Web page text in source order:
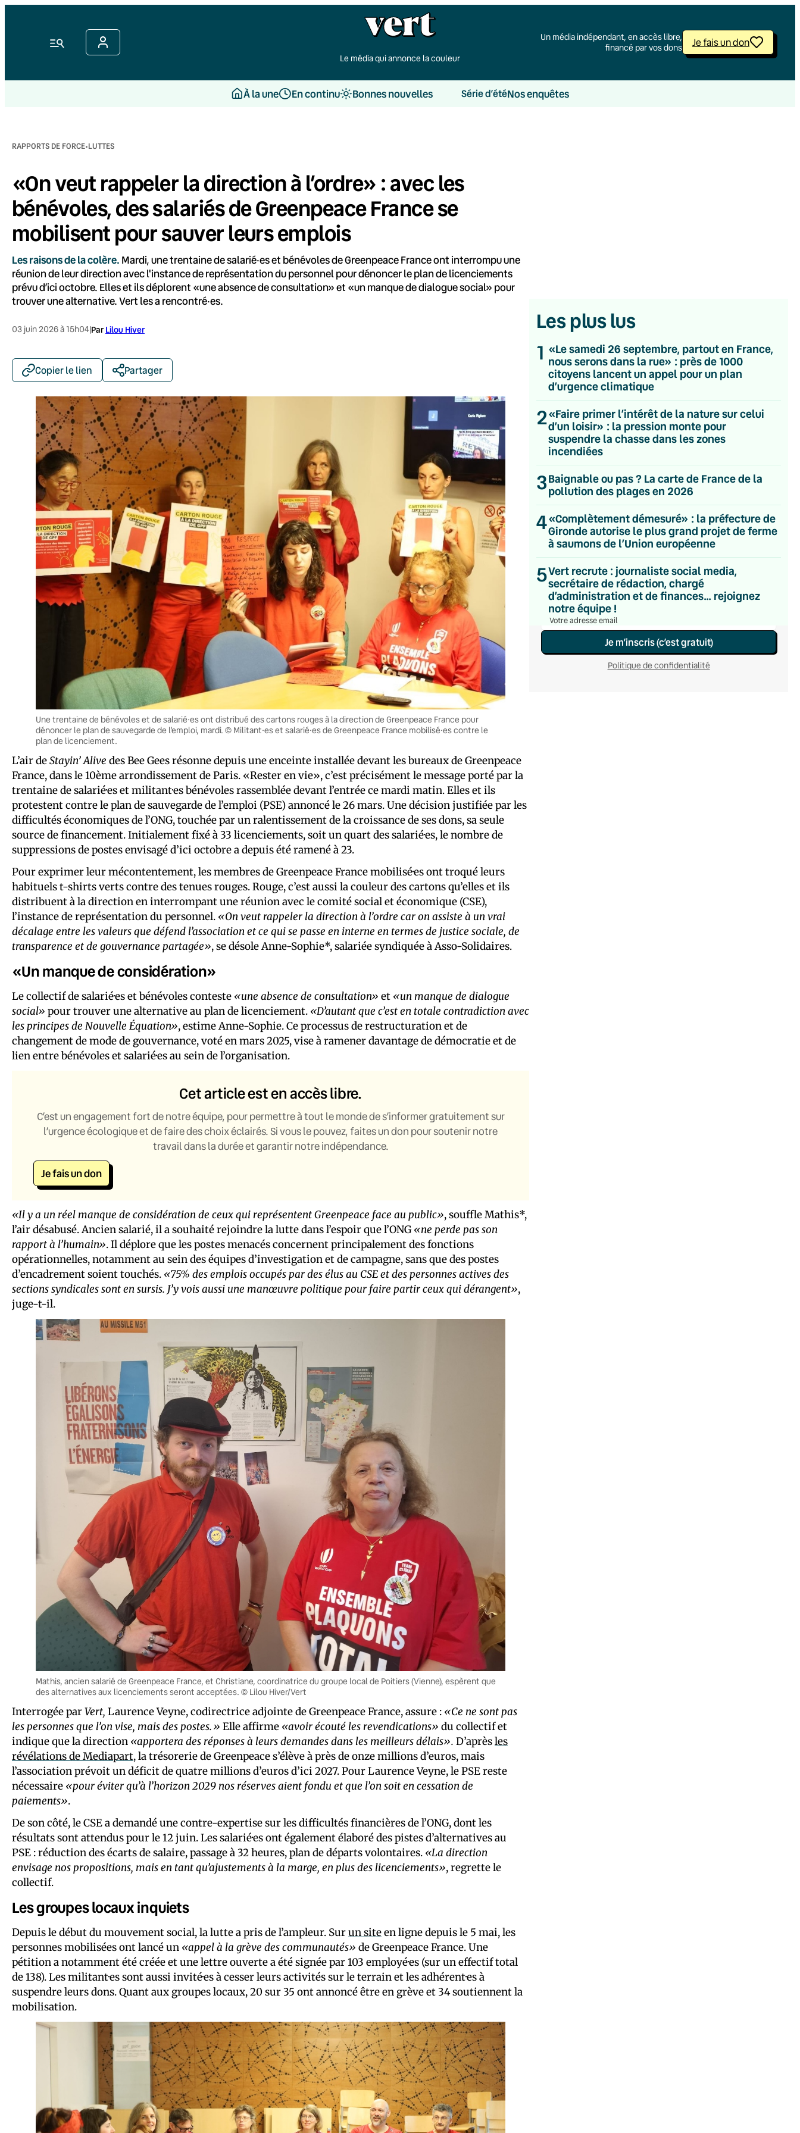
Menu
Le média qui annonce la couleur
Un média indépendant, en accès libre,
financé par vos dons
Je fais un don
À la une En continu Bonnes nouvelles Série d’étéNos enquêtes
RAPPORTS DE FORCE·LUTTES
«On veut rappeler la direction à l’ordre» : avec les
bénévoles, des salariés de Greenpeace France se
mobilisent pour sauver leurs emplois
Les raisons de la colère. Mardi, une trentaine de salarié·es et bénévoles de Greenpeace France ont interrompu une
réunion de leur direction avec l'instance de représentation du personnel pour dénoncer le plan de licenciements
prévu d’ici octobre. Elles et ils déplorent «une absence de consultation» et «un manque de dialogue social» pour
trouver une alternative. Vert les a rencontré·es.
03 juin 2026 à 15h04|Par Lilou Hiver
Copier le lien Partager
Une trentaine de bénévoles et de salarié·es ont distribué des cartons rouges à la direction de Greenpeace France pour
dénoncer le plan de sauvegarde de l’emploi, mardi. © Militant·es et salarié·es de Greenpeace France mobilisé·es contre le
plan de licenciement.
L’air deStayin’ Alive des Bee Gees résonne depuis une enceinte installée devant les bureaux de Greenpeace
France, dans le 10ème arrondissement de Paris. «Rester en vie», c’est précisément le message porté par la
trentaine de salarié·es et militant·es bénévoles rassemblée devant l’entrée ce mardi matin. Elles et ils
protestent contre le plan de sauvegarde de l’emploi (PSE) annoncé le 26 mars. Une décision justifiée par les
difficultés économiques de l’ONG, touchée par un ralentissement de la croissance de ses dons, sa seule
source de financement. Initialement fixé à 33 licenciements, soit un quart des salarié·es, le nombre de
suppressions de postes envisagé d’ici octobre a depuis été ramené à 23.
Pour exprimer leur mécontentement, les membres de Greenpeace France mobilisé·es ont troqué leurs
habituels t-shirts verts contre des tenues rouges. Rouge, c’est aussi la couleur des cartons qu’elles et ils
distribuent à la direction en interrompant une réunion avec le comité social et économique (CSE),
l’instance de représentation du personnel. «On veut rappeler la direction à l’ordre car on assiste à un vrai
décalage entre les valeurs que défend l’association et ce qui se passe en interne en termes de justice sociale, de
transparence et de gouvernance partagée», se désole Anne-Sophie*, salariée syndiquée à Asso-Solidaires.
«Un manque de considération»
Le collectif de salarié·es et bénévoles conteste «une absence de consultation» et «un manque de dialogue
social» pour trouver une alternative au plan de licenciement. «D’autant que c’est en totale contradiction avec
les principes de Nouvelle Équation», estime Anne-Sophie. Ce processus de restructuration et de
changement de mode de gouvernance, voté en mars 2025, vise à ramener davantage de démocratie et de
lien entre bénévoles et salarié·es au sein de l’organisation.
Cet article est en accès libre.
C’est un engagement fort de notre équipe, pour permettre à tout le monde de s’informer gratuitement sur
l’urgence écologique et de faire des choix éclairés. Si vous le pouvez, faites un don pour soutenir notre
travail dans la durée et garantir notre indépendance.
Je fais un don
«Il y a un réel manque de considération de ceux qui représentent Greenpeace face au public», souffle Mathis*,
l’air désabusé. Ancien salarié, il a souhaité rejoindre la lutte dans l’espoir que l’ONG «ne perde pas son
rapport à l’humain». Il déplore que les postes menacés concernent principalement des fonctions
opérationnelles, notamment au sein des équipes d’investigation et de campagne, sans que des postes
d’encadrement soient touchés. «75% des emploisoccupés par des élus au CSE et des personnes actives des
sections syndicales sont en sursis. J’y vois aussi une manœuvre politique pour faire partir ceux qui dérangent»,
juge-t-il.
Mathis, ancien salarié de Greenpeace France, et Christiane, coordinatrice du groupe local de Poitiers (Vienne), espèrent que
des alternatives aux licenciements seront acceptées. © Lilou Hiver/Vert
Interrogée parVert, Laurence Veyne, codirectrice adjointe de Greenpeace France, assure : «Ce ne sont pas
les personnes que l’on vise, mais des postes.» Elle affirme «avoir écouté les revendications» du collectif et
indique que la direction «apportera des réponses à leurs demandes dans les meilleurs délais». D’aprèsles
révélations de Mediapart, la trésorerie de Greenpeace s’élève à près de onze millions d’euros, mais
l’association prévoit un déficit de quatre millions d’euros d’ici 2027. Pour Laurence Veyne, le PSE reste
nécessaire «pour éviter qu’à l’horizon 2029 nos réserves aient fondu et que l’on soit en cessation de
paiements».
De son côté, le CSE a demandé une contre-expertise sur les difficultés financières de l’ONG, dont les
résultats sont attendus pour le 12 juin. Les salarié·es ont également élaboré des pistes d’alternatives au
PSE : réduction des écarts de salaire, passage à 32 heures, plan de départs volontaires. «La direction
envisage nos propositions, mais en tant qu’ajustements à la marge, en plus des licenciements», regrette le
collectif.
Les groupes locaux inquiets
Depuis le début du mouvement social, la lutte a pris de l’ampleur. Surun siteen ligne depuis le 5 mai, les
personnes mobilisées ont lancé un «appel à la grève des communautés» de Greenpeace France. Une
pétition a notamment été créée et une lettre ouverte a été signée par 103 employé·es (sur un effectif total
de 138). Les militant·es sont aussi invité·es à cesser leurs activités sur le terrain et les adhérent·es à
suspendre leurs dons. Quant aux groupes locaux, 20 sur 35 ont annoncé être en grève et 34 soutiennent la
mobilisation.
Les plus lus
1 «Le samedi 26 septembre, partout en France,
nous serons dans la rue» : près de 1000
citoyens lancent un appel pour un plan
d’urgence climatique
2«Faire primer l’intérêt de la nature sur celui
d’un loisir» : la pression monte pour
suspendre la chasse dans les zones
incendiées
3Baignable ou pas ? La carte de France de la
pollution des plages en 2026
4«Complètement démesuré» : la préfecture de
Gironde autorise le plus grand projet de ferme
à saumons de l’Union européenne
5Vert recrute : journaliste social media,
secrétaire de rédaction, chargé
d’administration et de finances… rejoignez
notre équipe !
💌 Inscrivez-vous à nos newsletters
Quotidienne
Du lundi au vendredi
Hebdomadaire
Chaleurs Actuelles
Une fois par mois
C’était Mieux Après
Occasionnelle
Je m’inscris (c’est gratuit)
Politique de confidentialité